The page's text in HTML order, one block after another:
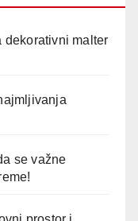
dekorativni malter
se važne